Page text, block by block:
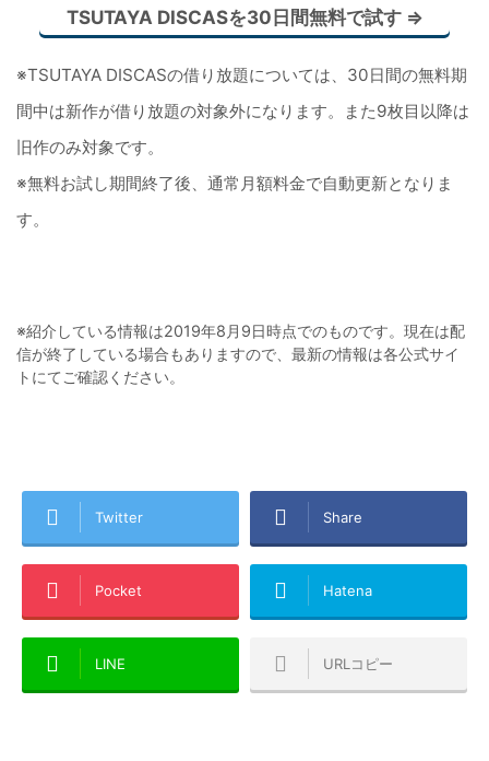
TSUTAYA DISCASを30日間無料で試す ⇒
※TSUTAYA DISCASの借り放題については、30日間の無料期
間中は新作が借り放題の対象外になります。また9枚目以降は
旧作のみ対象です。
※無料お試し期間終了後、通常月額料金で自動更新となりま
す。
※紹介している情報は2019年8月9日時点でのものです。現在は配
信が終了している場合もありますので、最新の情報は各公式サイ
トにてご確認ください。
Twitter Share
Pocket Hatena
LINE URLコピー